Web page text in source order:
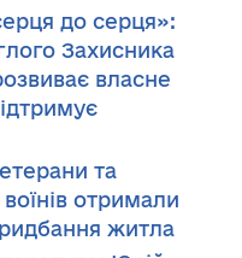
до серця»:
Захисника
власне
та
отримали
житла